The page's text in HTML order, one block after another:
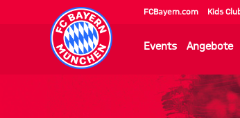
FCBayern.com Kids
Events Angebote